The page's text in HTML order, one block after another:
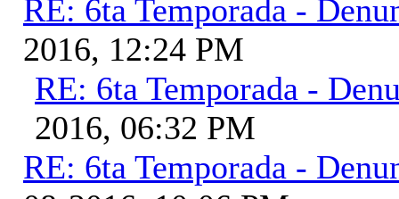
RE: 6ta Temporada -
2016, 12:24 PM
RE: 6ta Temporada -
2016, 06:32 PM
RE: 6ta Temporada -